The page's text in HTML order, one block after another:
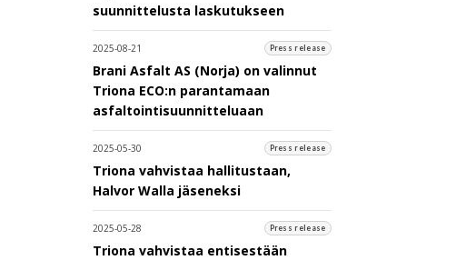
suunnittelusta laskutukseen
2025-08-21 Press release
Brani Asfalt AS (Norja) on valinnut
Triona ECO:n parantamaan
asfaltointisuunnitteluaan
2025-05-30 Press release
Triona vahvistaa hallitustaan,
Halvor Walla jäseneksi
2025-05-28 Press release
Triona vahvistaa entisestään